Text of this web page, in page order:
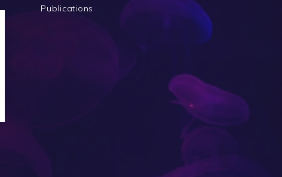
Publications